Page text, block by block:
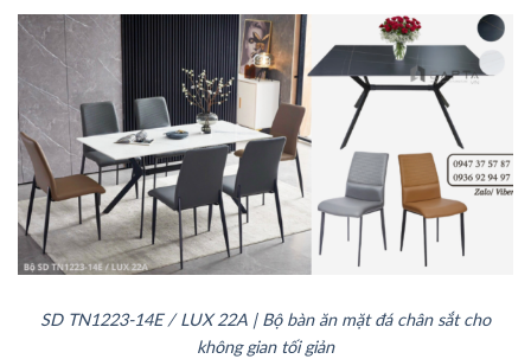
SD TN1223-14E / LUX 22A | Bộ bàn ăn mặt đá chân sắt cho
không gian tối giản